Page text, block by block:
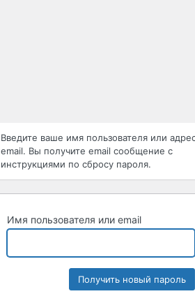
Введите ваше имя пользователя или
email. Вы получите email сообщение с
инструкциями по сбросу пароля.
Имя пользователя или email